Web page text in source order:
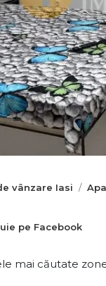
vânzare Iasi
pe Facebook
mai căutate